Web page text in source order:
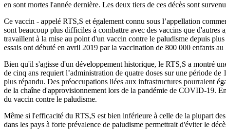
en sont mortes l'année dernière. Les deux tiers de ces décès sont
Ce vaccin - appelé RTS,S et également connu sous l’appellation
sont beaucoup plus difficiles à combattre avec des vaccins que d'autres
travaillent à la mise au point d'un vaccin contre le paludisme depuis
essais ont débuté en avril 2019 par la vaccination de 800 000 enfants
Bien qu'il s'agisse d'un développement historique, le RTS,S a montré
de cinq ans requiert l’administration de quatre doses sur une période
plus répandu. Des préoccupations liées aux infrastructures pourraient
de la chaîne d'approvisionnement lors de la pandémie de COVID-19.
du vaccin contre le paludisme.
Même si l'efficacité du RTS,S est bien inférieure à celle de la plupart
dans les pays à forte prévalence de paludisme permettrait d'éviter le